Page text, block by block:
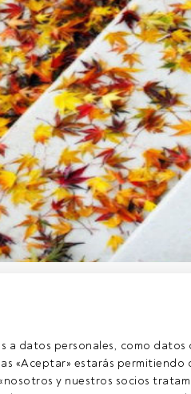
a datos personales, como datos
«Aceptar» estarás permitiendo
y nuestros socios
mercado y aquellas ideas de